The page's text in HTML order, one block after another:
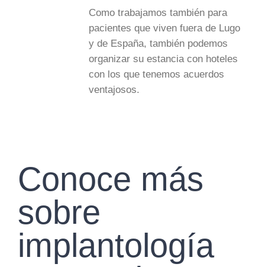
Como trabajamos también para
pacientes que viven fuera de Lugo
y de España, también podemos
organizar su estancia con hoteles
con los que tenemos acuerdos
ventajosos.
Conoce más
sobre
implantología